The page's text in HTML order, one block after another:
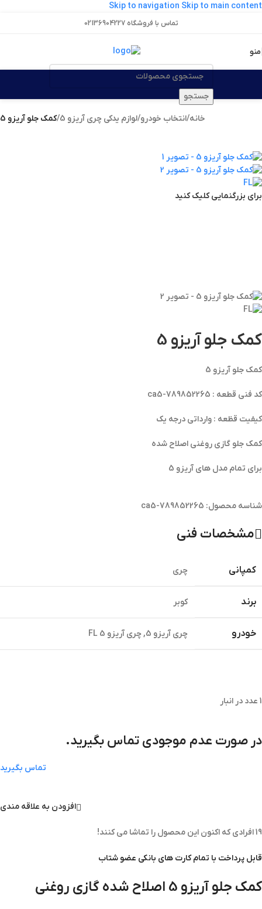
Skip to navigation Skip to main content
تماس با فروشگاه 02136904227
منو
جستجو
خانه/انتخاب خودرو/لوازم یدکی چری آریزو 5 /کمک جلو آریزو 5
برای بزرگنمایی کلیک کنید
کمک جلو آریزو 5
کمک جلو آریزو 5
کد فنی قطعه : ca5-789852265
کیفیت قظعه : وارداتی درجه یک
کمک جلو گازی روغنی اصلاح شده
برای تمام مدل های آریزو 5
شناسه محصول: ca5-789852265
مشخصات فنی
کمپانی چری
برند کوبر
خودرو چری آریزو 5 ,چری آریزو 5 FL
1 عدد در انبار
در صورت عدم موجودی تماس بگیرید.
تماس بگیرید
افزودن به علاقه مندی
19افرادی که اکنون این محصول را تماشا می کنند!
قابل پرداخت با تمام کارت های بانکی عضو شتاب
کمک جلو آریزو 5 اصلاح شده گازی روغنی